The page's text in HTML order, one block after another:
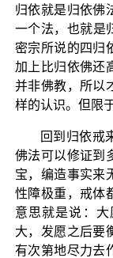
归依就是归依佛
一个法，也就
密宗所说的四归
加上比归依佛还
并非佛教，所以
样的认识。但限
回到归依戒
佛法可以修证到
宝，编造事实来
性障极重，戒体
意思就是说：
大，发愿之后要
有次第地尽力去